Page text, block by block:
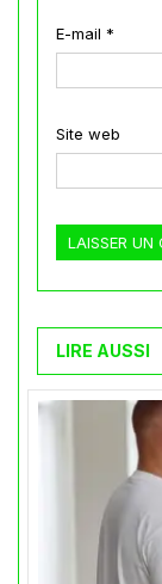
E-mail *
Site web
LIRE AUSSI